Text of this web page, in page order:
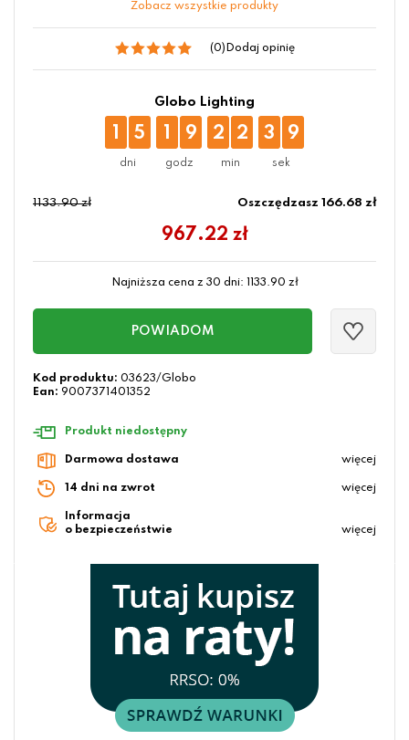
Zobacz wszystkie produkty
(0) Dodaj opinię
Globo Lighting
1 5 1 9 2 2 3 9
1133.90 zł Oszczędzasz 166.68 zł
967.22 zł
Najniższa cena z 30 dni: 1133.90 zł
POWIADOM
Kod produktu: 03623/Globo
Ean: 9007371401352
Produkt niedostępny
Darmowa dostawa więcej
14 dni na zwrot więcej
Informacja
o bezpieczeństwie
więcej